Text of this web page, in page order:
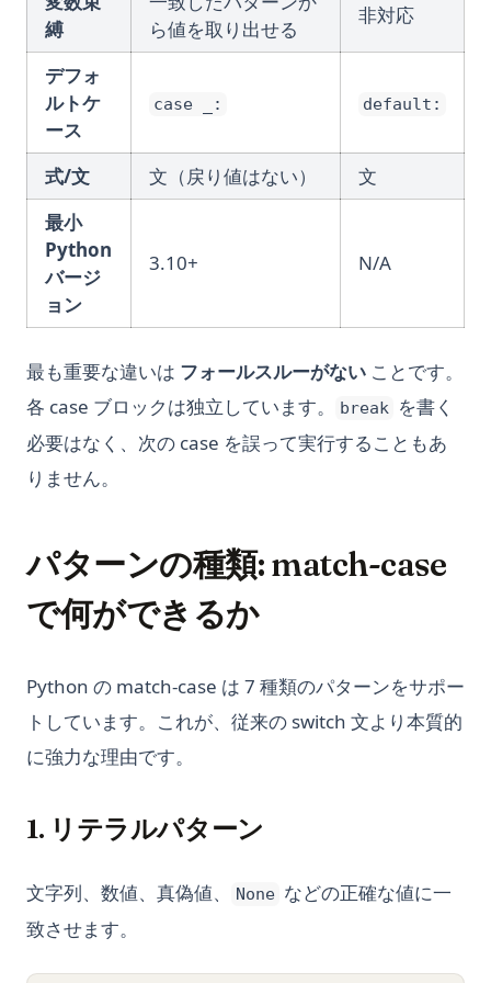
縛
ら値を取り出せる
非対応
デフォ
ルトケ
ース
case _: default:
式/文 文（戻り値はない）
文
最小
Python
バージ
ョン
3.10+ N/A
最も重要な違いは フォールスルーがない ことです。
各 case ブロックは独立しています。
break を書く
必要はなく、次の case を誤って実行することもあ
りません。
パターンの種類: match-case
で何ができるか
Python の match-case は 7 種類のパターンをサポー
トしています。これが、従来の switch 文より本質的
に強力な理由です。
1. リテラルパターン
文字列、数値、真偽値、 None などの正確な値に一
致させます。